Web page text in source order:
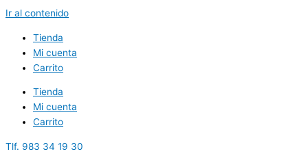
Ir al contenido
Tienda
Mi cuenta
Carrito
Tienda
Mi cuenta
Carrito
Tlf. 983 34 19 30